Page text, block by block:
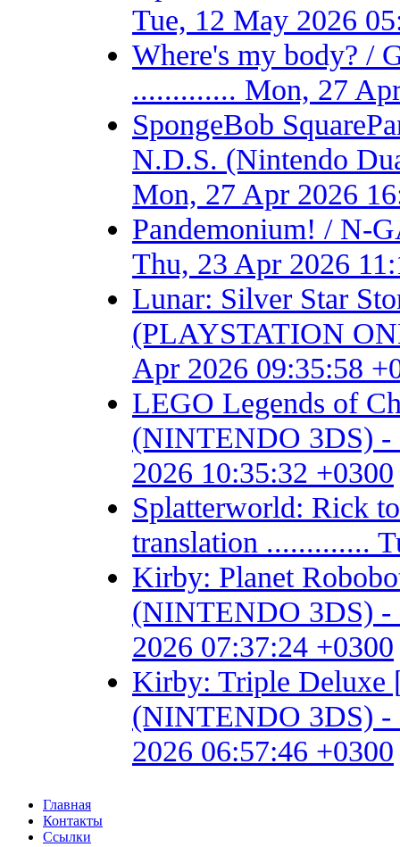
Tue, 12 May 2026
Where's my body? /
............. Mon, 27
SpongeBob
N.D.S. (Nintendo
Mon, 27 Apr 2026
Pandemonium! / N-
Thu, 23 Apr 2026
Lunar: Silver Star
(PLAYSTATION
Apr 2026 09:35:58
LEGO Legends of
(NINTENDO 3DS) -
2026 10:35:32 +0300
Splatterworld: Rick
translation .............
Kirby: Planet
(NINTENDO 3DS) -
2026 07:37:24 +0300
Kirby: Triple
(NINTENDO 3DS) -
2026 06:57:46 +0300
Главная
Контакты
Ссылки